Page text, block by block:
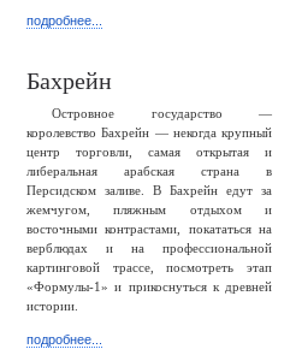
подробнее...
Бахрейн
Островное государство —
королевство Бахрейн — некогда крупный
центр торговли, самая открытая и
либеральная арабская страна в
Персидском заливе. В Бахрейн едут за
жемчугом, пляжным отдыхом и
восточными контрастами, покататься на
верблюдах и на профессиональной
картинговой трассе, посмотреть этап
«Формулы-1» и прикоснуться к древней
истории.
подробнее...